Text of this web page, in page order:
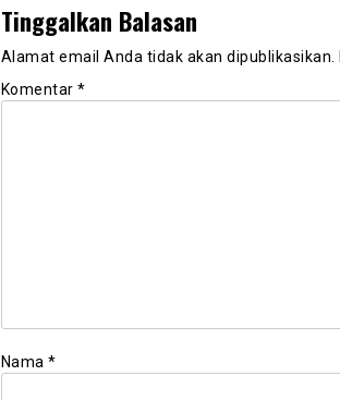
Tinggalkan Balasan
Alamat email Anda tidak akan dipublikasikan.
Komentar *
Nama *